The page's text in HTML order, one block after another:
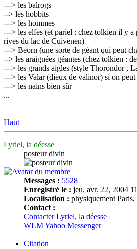
---> les balrogs
--> les hobbits
---> les hommes
---> les elfes (et pariel : chez tolkien il y a
rives du lac de Cuivenen)
---> Beorn (une sorte de géant qui peut
--> les araignées géantes (chez tolkien :
---> les grands aigles (style Thorondor ,
---> les Valar (dieux de valinor) si on peut
---> les nains bien sûr
...
Haut
Lyriel, la déesse
posteur divin
Messages : 5528
Enregistré le : jeu. avr. 22, 2004
Localisation : physiquement
Contact :
Contacter Lyriel, la déesse
WLMYahoo Messenger
Citation